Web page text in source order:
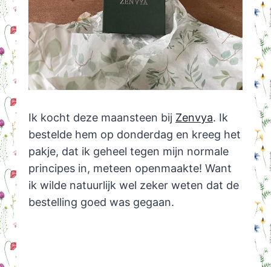
Ik kocht deze maansteen bij Zenvya. Ik
bestelde hem op donderdag en kreeg het
pakje, dat ik geheel tegen mijn normale
principes in, meteen openmaakte! Want
ik wilde natuurlijk wel zeker weten dat de
bestelling goed was gegaan.